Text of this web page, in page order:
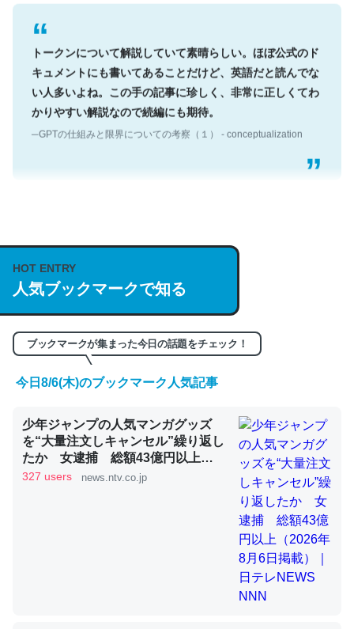
トークンについて解説していて素晴らしい。ほぼ公式のド
キュメントにも書いてあることだけど、英語だと読んでな
い人多いよね。この手の記事に珍しく、非常に正しくてわ
かりやすい解説なので続編にも期待。
─GPTの仕組みと限界についての考察（１） - conceptualization
説してる記事が少ないので貴重な良記事。/続編来た
https://isobe324649.hatenablog.com/entry/2023/03/27
/064121
─GPTの仕組みと限界についての考察（１） - conceptualization
くらい。小説でいう「ずっと前の伏線」は回収されないけ
ど、短期記憶というには多い分量。進化すればするほど分
かりやすく強くなりそう
─GPTの仕組みと限界についての考察（１） - conceptualization
昆虫ってカルシウム少ないのか。知らんかった。調べたら
HOT ENTRY
人気ブックマークで知る
ブックマークが集まった今日の話題をチェック！
今日8/6(木)のブックマーク人気記事
少年ジャンプの人気マンガグッズ
を“大量注文しキャンセル”繰り返し
たか 女逮捕 総額43億円以上
（2026年8月6日掲載）｜日テレ
327 users news.ntv.co.jp